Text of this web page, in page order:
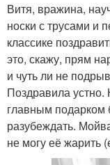
Витя, вражина,
носки с трусами и
классике
это, скажу, прям
и чуть ли не
Поздравила устно.
главным
разубеждать.
не могу её жарить